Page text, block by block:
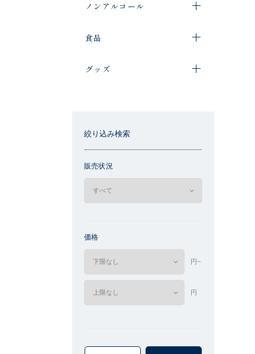
ノンアルコール
食品
グッズ
絞り込み検索
販売状況
価格
円~
円